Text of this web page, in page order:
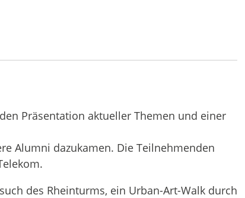
Präsentation aktueller Themen und einer
Alumni dazukamen. Die Teilnehmenden
des Rheinturms, ein Urban-Art-Walk durch